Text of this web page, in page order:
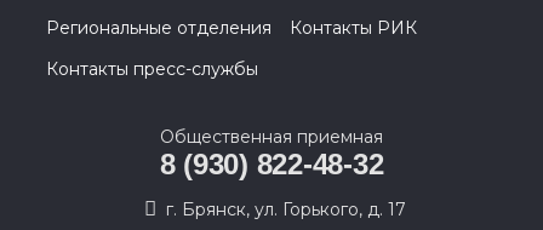
Региональные отделения
Контакты РИК
Контакты пресс-службы
Общественная приемная
8 (930) 822-48-32
г. Брянск, ул. Горького, д. 17